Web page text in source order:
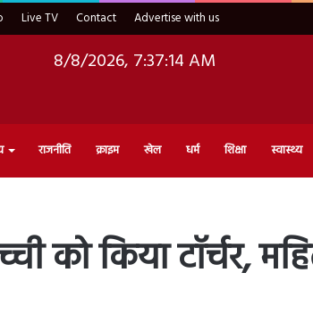
Live TV Contact Advertise with us
8/8/2026, 7:37:14 AM
राजनीति क्राइम खेल धर्म शिक्षा स्वास्थ्य
को किया टॉर्चर,